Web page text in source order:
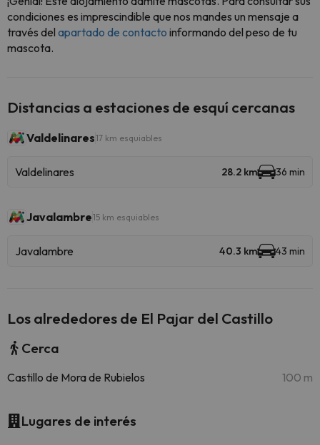
condiciones es imprescindible que nos mandes un mensaje a
través del apartado de contacto informando del peso de tu
mascota.
Distancias a estaciones de esquí cercanas
Valdelinares17 km esquiables
Valdelinares 28.2 km 36 min
Javalambre15 km esquiables
Javalambre 40.3 km 43 min
Los alrededores de El Pajar del Castillo
Cerca
Castillo de Mora de Rubielos 100 m
Lugares de interés